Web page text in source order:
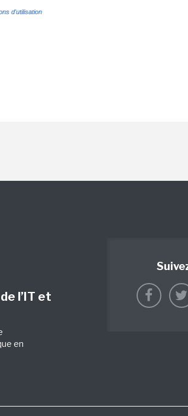
d'utilisation
l’IT et
en